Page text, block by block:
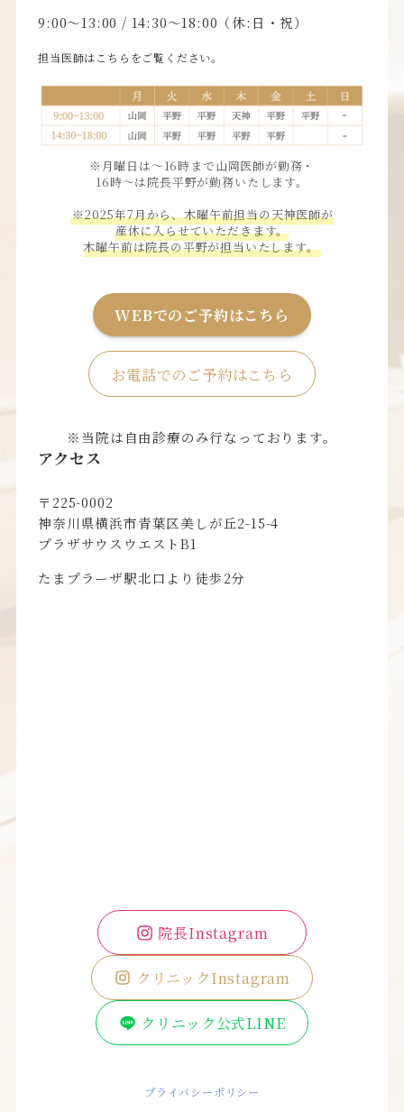
9:00〜13:00 / 14:30〜18:00（休:日・祝）
担当医師はこちらをご覧ください。
※月曜日は〜16時まで山岡医師が勤務・
16時〜は院長平野が勤務いたします。
※2025年7月から、木曜午前担当の天神医師が
産休に入らせていただきます。
木曜午前は院長の平野が担当いたします。
WEBでのご予約はこちら
お電話でのご予約はこちら
※当院は自由診療のみ行なっております。
アクセス
〒225-0002
神奈川県横浜市青葉区美しが丘2-15-4
プラザサウスウエストB1
たまプラーザ駅北口より徒歩2分
院長Instagram
クリニックInstagram
クリニック公式LINE
プライバシーポリシー